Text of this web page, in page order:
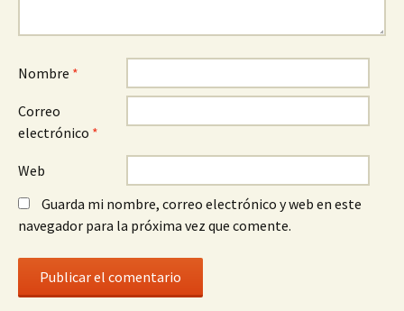
Nombre *
Correo
electrónico *
Web
Guarda mi nombre, correo electrónico y web en este
navegador para la próxima vez que comente.